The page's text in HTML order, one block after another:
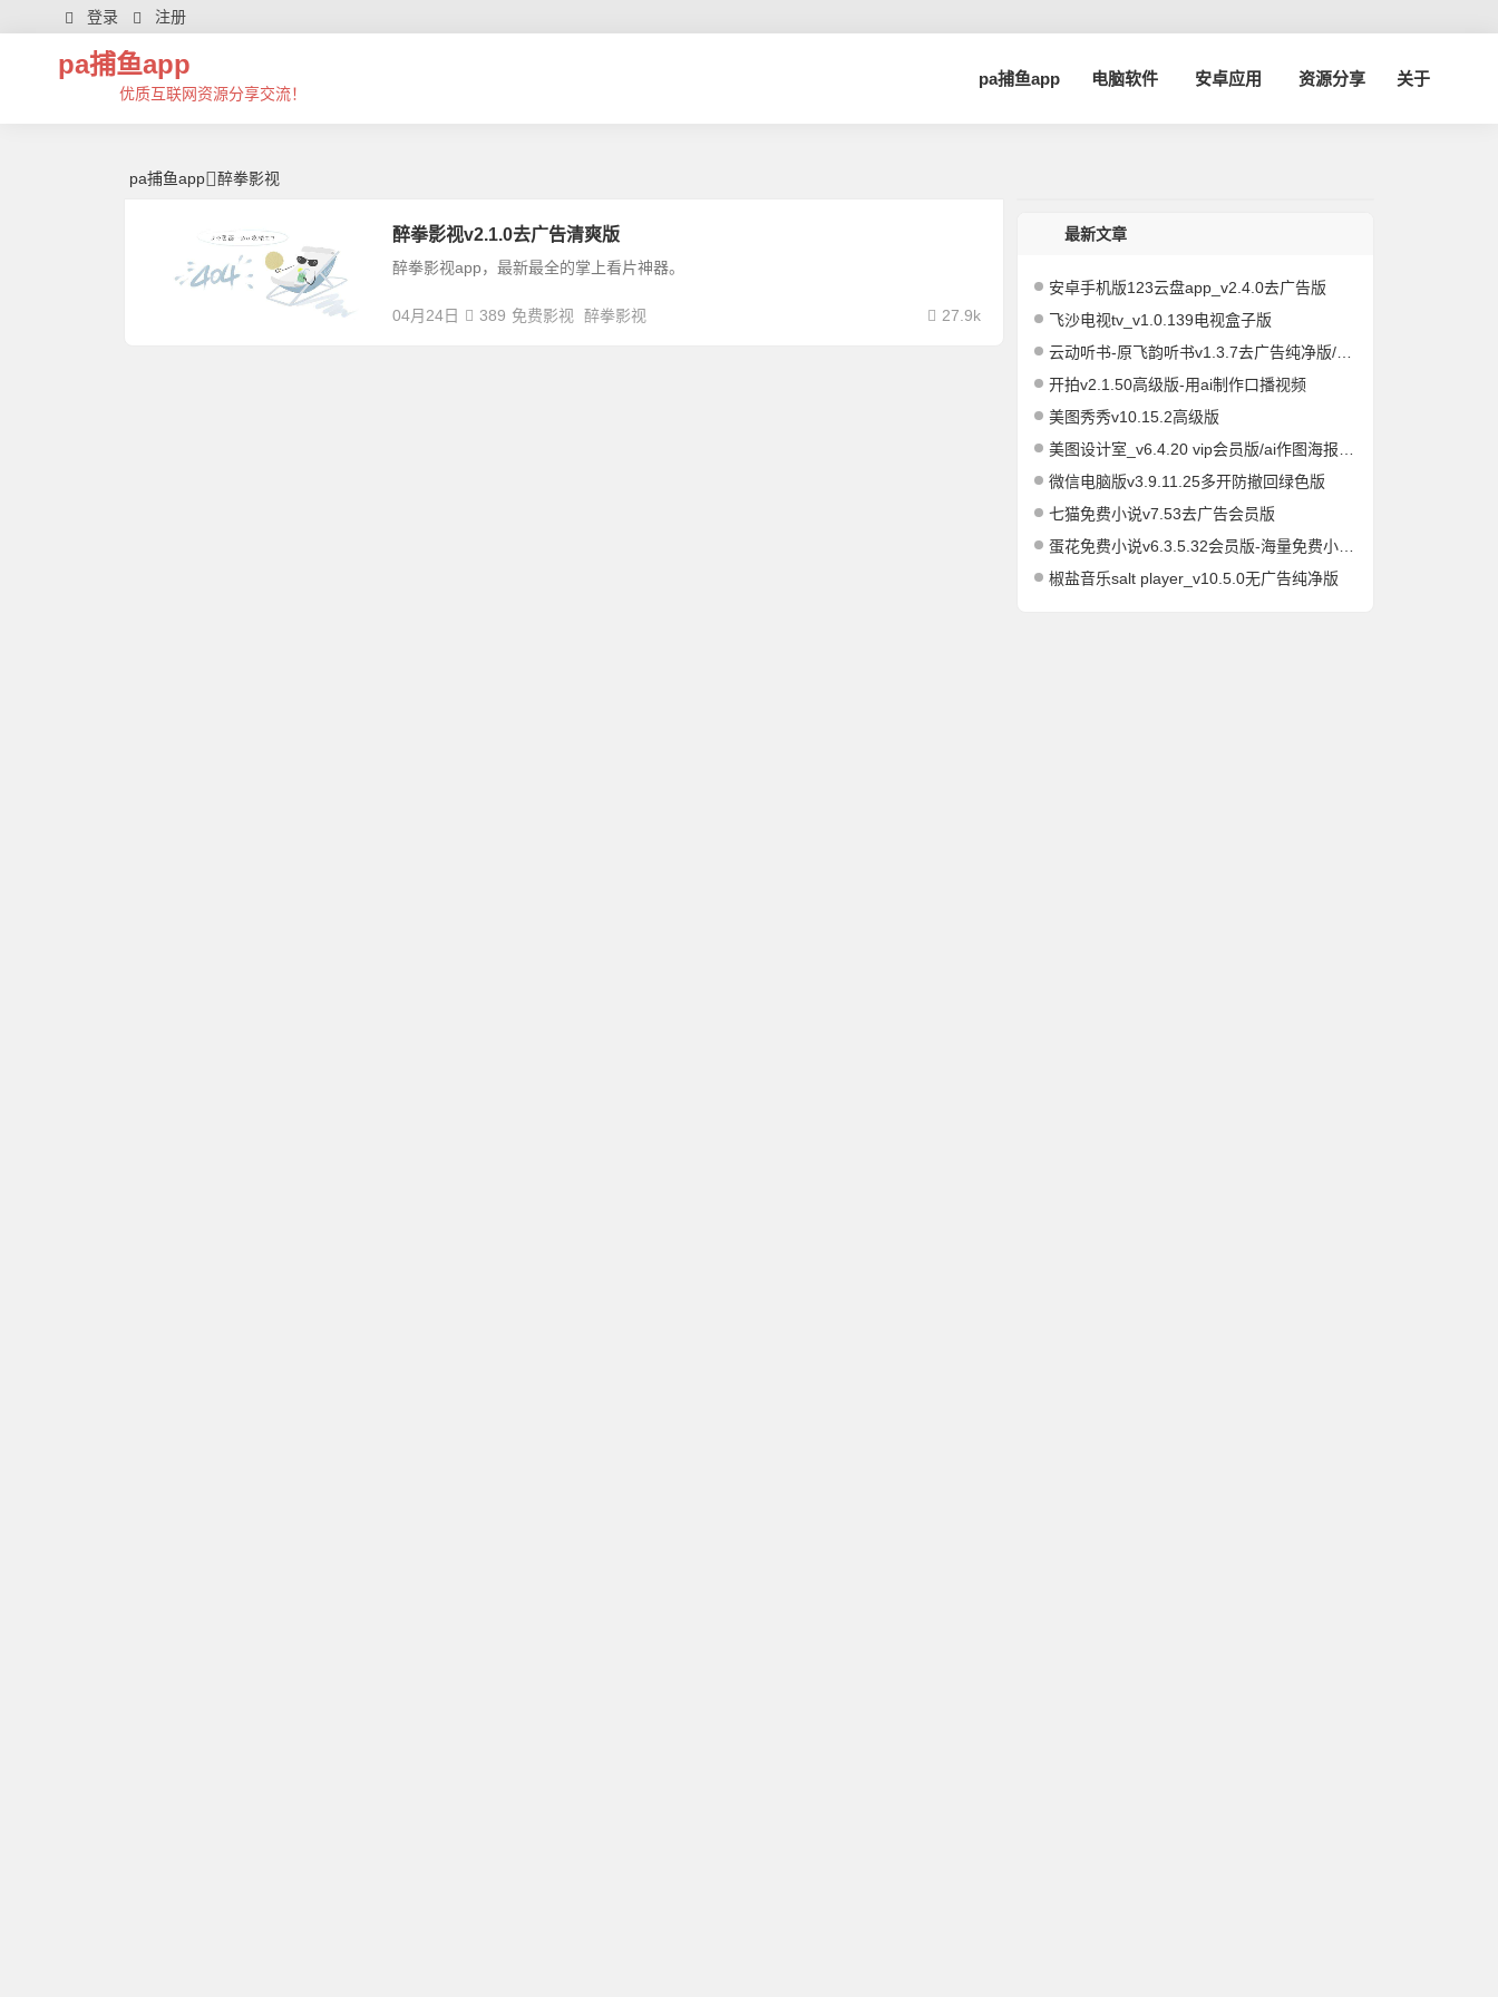
醉拳影视 | 芊芊精典-pa捕鱼app
登录 注册
pa捕鱼app
优质互联网资源分享交流！
pa捕鱼app 电脑软件 安卓应用 资源分享 关于
pa捕鱼app 醉拳影视
醉拳影视v2.1.0去广告清爽版
醉拳影视app，最新最全的掌上看片神器。
04月24日 27.9k
389 免费影视 醉拳影视
最新文章
安卓手机版123云盘app_v2.4.0去广告版
飞沙电视tv_v1.0.139电视盒子版
云动听书-原飞韵听书v1.3.7去广告纯净版/海量资源
开拍v2.1.50高级版-用ai制作口播视频
美图秀秀v10.15.2高级版
美图设计室_v6.4.20 vip会员版/ai作图海报编辑
微信电脑版v3.9.11.25多开防撤回绿色版
七猫免费小说v7.53去广告会员版
蛋花免费小说v6.3.5.32会员版-海量免费小说有声小说阅读听书
椒盐音乐salt player_v10.5.0无广告纯净版